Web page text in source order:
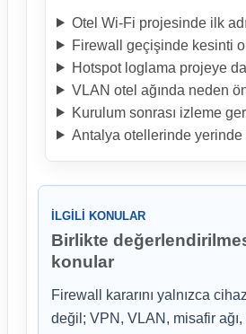
Otel Wi-Fi projesinde ilk
Firewall geçişinde kesinti
Hotspot loglama projeye
VLAN otel ağında neden
Kurulum sonrası izleme
Antalya otellerinde yerinde
İLGILI KONULAR
Birlikte
konular
Firewall kararını yalnızca
değil; VPN, VLAN, misafir